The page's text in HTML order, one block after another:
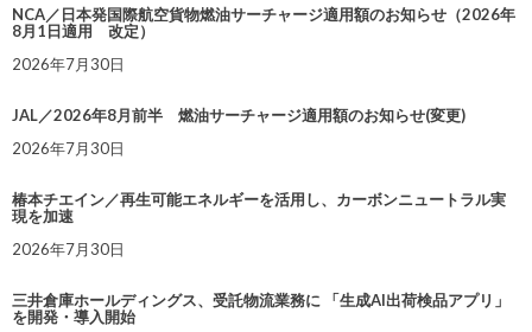
NCA／日本発国際航空貨物燃油サーチャージ適用額のお知らせ（2026年
8月1日適用 改定）
2026年7月30日
JAL／2026年8月前半 燃油サーチャージ適用額のお知らせ(変更)
2026年7月30日
椿本チエイン／再生可能エネルギーを活用し、カーボンニュートラル実
現を加速
2026年7月30日
三井倉庫ホールディングス、受託物流業務に 「生成AI出荷検品アプリ」
を開発・導入開始